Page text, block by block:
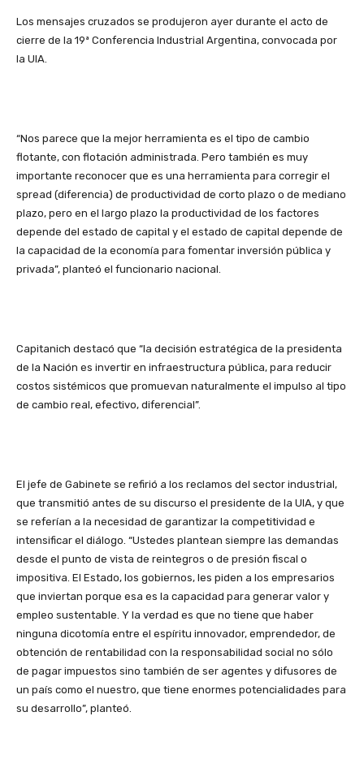
Los mensajes cruzados se produjeron ayer durante el acto de
cierre de la 19ª Conferencia Industrial Argentina, convocada por
la UIA.
“Nos parece que la mejor herramienta es el tipo de cambio
flotante, con flotación administrada. Pero también es muy
importante reconocer que es una herramienta para corregir el
spread (diferencia) de productividad de corto plazo o de mediano
plazo, pero en el largo plazo la productividad de los factores
depende del estado de capital y el estado de capital depende de
la capacidad de la economía para fomentar inversión pública y
privada”, planteó el funcionario nacional.
Capitanich destacó que “la decisión estratégica de la presidenta
de la Nación es invertir en infraestructura pública, para reducir
costos sistémicos que promuevan naturalmente el impulso al tipo
de cambio real, efectivo, diferencial”.
El jefe de Gabinete se refirió a los reclamos del sector industrial,
que transmitió antes de su discurso el presidente de la UIA, y que
se referían a la necesidad de garantizar la competitividad e
intensificar el diálogo. “Ustedes plantean siempre las demandas
desde el punto de vista de reintegros o de presión fiscal o
impositiva. El Estado, los gobiernos, les piden a los empresarios
que inviertan porque esa es la capacidad para generar valor y
empleo sustentable. Y la verdad es que no tiene que haber
ninguna dicotomía entre el espíritu innovador, emprendedor, de
obtención de rentabilidad con la responsabilidad social no sólo
de pagar impuestos sino también de ser agentes y difusores de
un país como el nuestro, que tiene enormes potencialidades para
su desarrollo”, planteó.